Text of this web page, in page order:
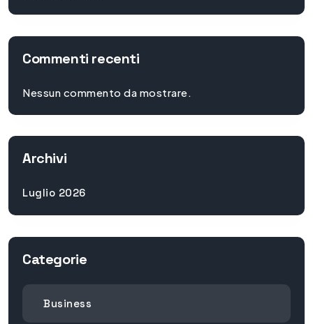
Commenti recenti
Nessun commento da mostrare.
Archivi
Luglio 2026
Categorie
Business